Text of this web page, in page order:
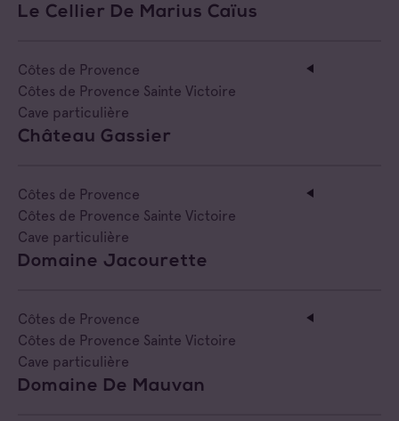
Côtes de Provence Sainte Victoire
Négociant Local
Le Cellier De Marius Caïus
Côtes de Provence
Côtes de Provence Sainte Victoire
Cave particulière
Château Gassier
Côtes de Provence
Côtes de Provence Sainte Victoire
Cave particulière
Domaine Jacourette
Côtes de Provence
Côtes de Provence Sainte Victoire
Cave particulière
Domaine De Mauvan